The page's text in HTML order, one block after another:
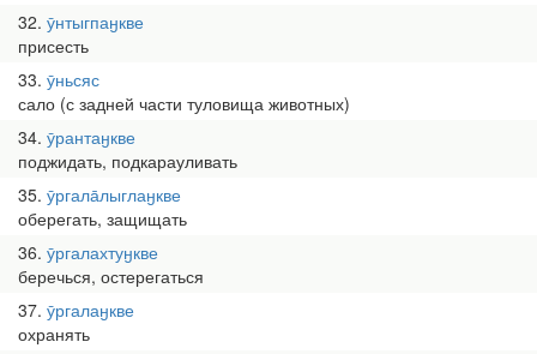
32 ӯнтыгпаӈкве
присесть
33 ӯньсяс
сало (с задней части туловища животных)
34 ӯрантаӈкве
поджидать, подкарауливать
35 ӯргала̄лыглаӈкве
оберегать, защищать
36 ӯргалахтуӈкве
беречься, остерегаться
37 ӯргалаӈкве
охранять